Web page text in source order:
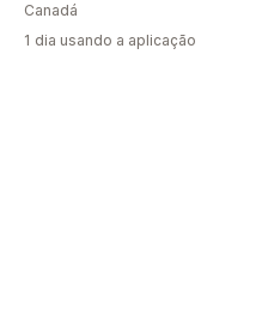
Canadá
1 dia usando a aplicação